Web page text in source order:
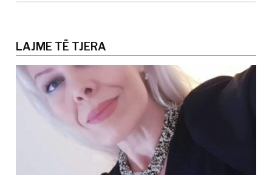
LAJME TË TJERA